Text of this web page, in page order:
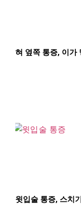
혀 옆쪽 통증, 이가
윗입술 통증, 스치